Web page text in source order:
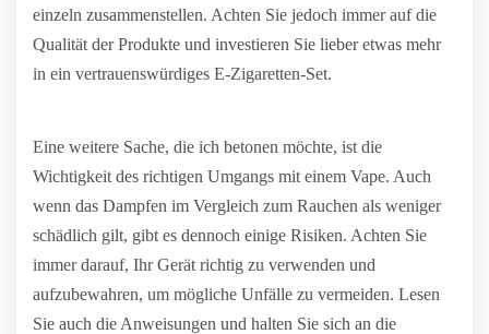
einzeln zusammenstellen. Achten Sie jedoch immer auf die
Qualität der Produkte und investieren Sie lieber etwas mehr
in ein vertrauenswürdiges E-Zigaretten-Set.
Eine weitere Sache, die ich betonen möchte, ist die
Wichtigkeit des richtigen Umgangs mit einem Vape. Auch
wenn das Dampfen im Vergleich zum Rauchen als weniger
schädlich gilt, gibt es dennoch einige Risiken. Achten Sie
immer darauf, Ihr Gerät richtig zu verwenden und
aufzubewahren, um mögliche Unfälle zu vermeiden. Lesen
Sie auch die Anweisungen und halten Sie sich an die